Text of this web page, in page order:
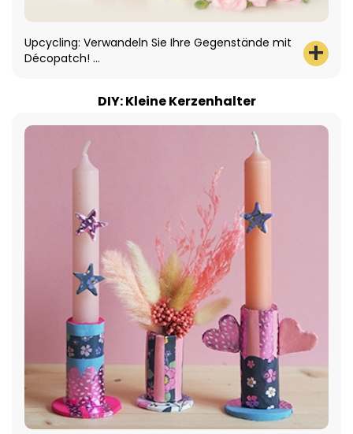
Upcycling: Verwandeln Sie Ihre Gegenstände mit
Décopatch! ...
DIY: Kleine Kerzenhalter